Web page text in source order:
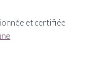
et certifiée